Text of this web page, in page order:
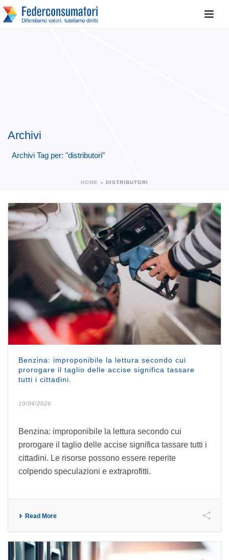
Archivi
Archivi Tag per: "distributori"
HOME » DISTRIBUTORI
Benzina: improponibile la lettura secondo cui
prorogare il taglio delle accise significa tassare
tutti i cittadini.
10/04/2026
Benzina: improponibile la lettura secondo cui
prorogare il taglio delle accise significa tassare tutti i
cittadini. Le risorse possono essere reperite
colpendo speculazioni e extraprofitti.
Read More